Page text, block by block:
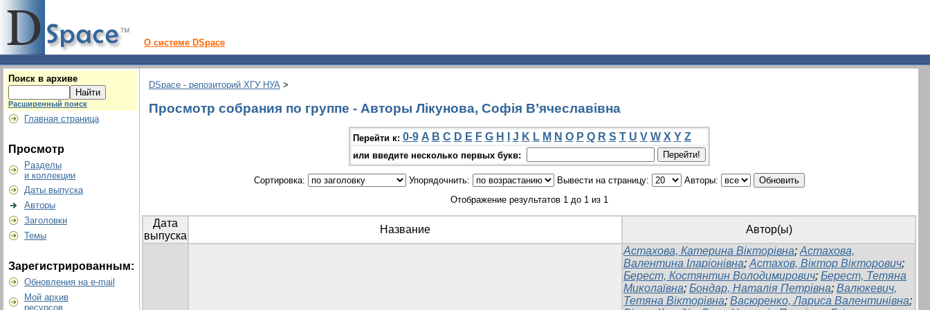
О системе DSpace
Поиск в архиве
Расширенный поиск
Главная страница
Просмотр
Разделы
и коллекции
Даты выпуска
Авторы
Заголовки
Темы
Зарегистрированным:
Обновления на e-mail
Мой архив
ресурсов
DSpace - репозиторий ХГУ НУА >
Просмотр собрания по группе - Авторы Лікунова, Софія В’ячеславівна
Перейти к: 0-9 A B C D E F G H J K L M N O P Q R S T U V W X Y Z
или введите несколько первых букв:
Сортировка: Упорядочнить: Вывести на страницу:
Авторы:
Отображение результатов 1 до 1 из 1
Дата
выпуска
Название Автор(ы)
Астахова, Катерина Вікторівна; Астахова,
Валентина Іларіонівна; Астахов, Віктор Вікторович;
Берест, Костянтин Володимирович; Берест, Тетяна
Миколаївна; Бондар, Наталія Петрівна; Валюкевич,
Тетяна Вікторівна; Васюренко, Лариса Валентинівна;